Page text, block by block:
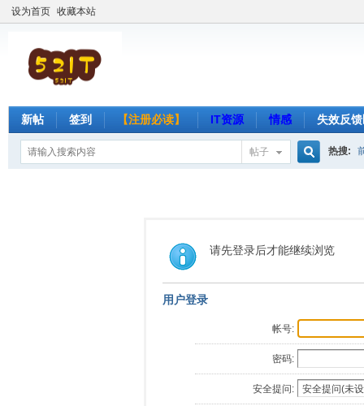
设为首页 收藏本站
新帖 签到 【注册必读】 IT资源 情感 失效反
帖子
索
热搜:
请先登录后才能继续浏览
用户登录
帐号:
密码:
安全提问: